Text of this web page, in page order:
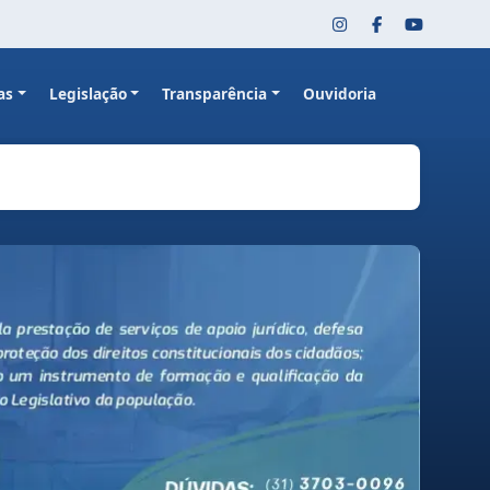
Legislação Transparência Ouvidoria